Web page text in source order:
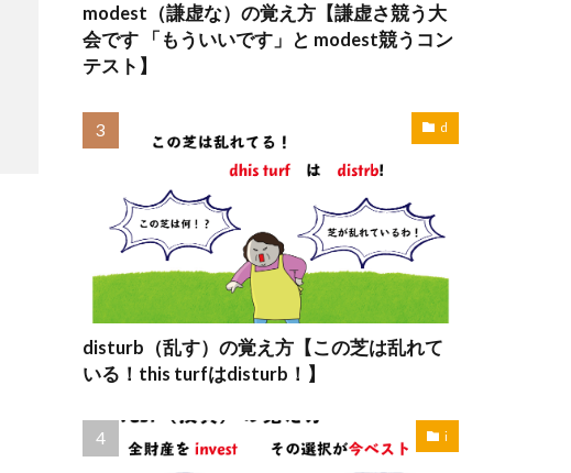
modest（謙虚な）の覚え方【謙虚さ競う大
会です 「もういいです」と modest競うコン
テスト】
d
disturb（乱す）の覚え方【この芝は乱れて
いる！this turfはdisturb！】
i